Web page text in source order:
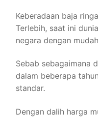
Keberadaan baja
Terlebih, saat ini
negara dengan
Sebab sebagaimana
dalam beberapa
standar.
Dengan dalih harga